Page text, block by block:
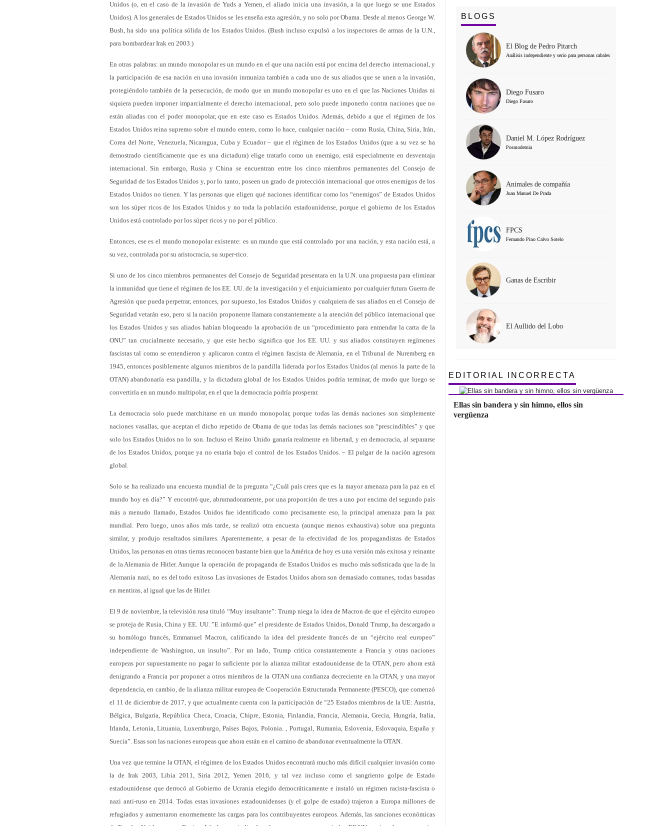
Unidos (o, en el caso de la invasión de Yuds a Yemen, el aliado inicia una invasión, a la que luego se une Estados
Unidos). A los generales de Estados Unidos se les enseña esta agresión, y no solo por Obama. Desde al menos George W.
Bush, ha sido una política sólida de los Estados Unidos. (Bush incluso expulsó a los inspectores de armas de la U.N.,
para bombardear Irak en 2003.)
En otras palabras: un mundo monopolar es un mundo en el que una nación está por encima del derecho internacional, y
la participación de esa nación en una invasión inmuniza también a cada uno de sus aliados que se unen a la invasión,
protegiéndolo también de la persecución, de modo que un mundo monopolar es uno en el que las Naciones Unidas ni
siquiera pueden imponer imparcialmente el derecho internacional, pero solo puede imponerlo contra naciones que no
están aliadas con el poder monopolar, que en este caso es Estados Unidos. Además, debido a que el régimen de los
Estados Unidos reina supremo sobre el mundo entero, como lo hace, cualquier nación – como Rusia, China, Siria, Irán,
Corea del Norte, Venezuela, Nicaragua, Cuba y Ecuador – que el régimen de los Estados Unidos (que a su vez se ha
demostrado científicamente que es una dictadura) elige tratarlo como un enemigo, está especialmente en desventaja
internacional. Sin embargo, Rusia y China se encuentran entre los cinco miembros permanentes del Consejo de
Seguridad de los Estados Unidos y, por lo tanto, poseen un grado de protección internacional que otros enemigos de los
Estados Unidos no tienen. Y las personas que eligen qué naciones identificar como los “enemigos” de Estados Unidos
son los súper ricos de los Estados Unidos y no toda la población estadounidense, porque el gobierno de los Estados
Unidos está controlado por los súper ricos y no por el público.
Entonces, ese es el mundo monopolar existente: es un mundo que está controlado por una nación, y esta nación está, a
su vez, controlada por su aristocracia, su super-rico.
Si uno de los cinco miembros permanentes del Consejo de Seguridad presentara en la U.N. una propuesta para eliminar
la inmunidad que tiene el régimen de los EE. UU. de la investigación y el enjuiciamiento por cualquier futura Guerra de
Agresión que pueda perpetrar, entonces, por supuesto, los Estados Unidos y cualquiera de sus aliados en el Consejo de
Seguridad vetarán eso, pero si la nación proponente llamara constantemente a la atención del público internacional que
los Estados Unidos y sus aliados habían bloqueado la aprobación de un “procedimiento para enmendar la carta de la
ONU” tan crucialmente necesario, y que este hecho significa que los EE. UU. y sus aliados constituyen regímenes
fascistas tal como se entendieron y aplicaron contra el régimen fascista de Alemania, en el Tribunal de Nuremberg en
1945, entonces posiblemente algunos miembros de la pandilla liderada por los Estados Unidos (al menos la parte de la
OTAN) abandonaría esa pandilla, y la dictadura global de los Estados Unidos podría terminar, de modo que luego se
convertiría en un mundo multipolar, en el que la democracia podría prosperar.
La democracia solo puede marchitarse en un mundo monopolar, porque todas las demás naciones son simplemente
naciones vasallas, que aceptan el dicho repetido de Obama de que todas las demás naciones son “prescindibles” y que
solo los Estados Unidos no lo son. Incluso el Reino Unido ganaría realmente en libertad, y en democracia, al separarse
de los Estados Unidos, porque ya no estaría bajo el control de los Estados Unidos. – El pulgar de la nación agresora
global.
Solo se ha realizado una encuesta mundial de la pregunta “¿Cuál país crees que es la mayor amenaza para la paz en el
mundo hoy en día?” Y encontró que, abrumadoramente, por una proporción de tres a uno por encima del segundo país
más a menudo llamado, Estados Unidos fue identificado como precisamente eso, la principal amenaza para la paz
mundial. Pero luego, unos años más tarde, se realizó otra encuesta (aunque menos exhaustiva) sobre una pregunta
similar, y produjo resultados similares. Aparentemente, a pesar de la efectividad de los propagandistas de Estados
Unidos, las personas en otras tierras reconocen bastante bien que la América de hoy es una versión más exitosa y reinante
de la Alemania de Hitler. Aunque la operación de propaganda de Estados Unidos es mucho más sofisticada que la de la
Alemania nazi, no es del todo exitoso Las invasiones de Estados Unidos ahora son demasiado comunes, todas basadas
en mentiras, al igual que las de Hitler.
El 9 de noviembre, la televisión rusa tituló “Muy insultante”: Trump niega la idea de Macron de que el ejército europeo
se proteja de Rusia, China y EE. UU. ”E informó que” el presidente de Estados Unidos, Donald Trump, ha descargado a
su homólogo francés, Emmanuel Macron, calificando la idea del presidente francés de un “ejército real europeo”
independiente de Washington, un insulto”. Por un lado, Trump critica constantemente a Francia y otras naciones
europeas por supuestamente no pagar lo suficiente por la alianza militar estadounidense de la OTAN, pero ahora está
denigrando a Francia por proponer a otros miembros de la OTAN una confianza decreciente en la OTAN, y una mayor
dependencia, en cambio, de la alianza militar europea de Cooperación Estructurada Permanente (PESCO), que comenzó
el 11 de diciembre de 2017, y que actualmente cuenta con la participación de “25 Estados miembros de la UE: Austria,
Bélgica, Bulgaria, República Checa, Croacia, Chipre, Estonia, Finlandia, Francia, Alemania, Grecia, Hungría, Italia,
Irlanda, Letonia, Lituania, Luxemburgo, Países Bajos, Polonia. , Portugal, Rumania, Eslovenia, Eslovaquia, España y
Suecia”. Esas son las naciones europeas que ahora están en el camino de abandonar eventualmente la OTAN.
Una vez que termine la OTAN, el régimen de los Estados Unidos encontrará mucho más difícil cualquier invasión como
la de Irak 2003, Libia 2011, Siria 2012, Yemen 2016, y tal vez incluso como el sangriento golpe de Estado
estadounidense que derrocó al Gobierno de Ucrania elegido democráticamente e instaló un régimen racista-fascista o
nazi anti-ruso en 2014. Todas estas invasiones estadounidenses (y el golpe de estado) trajeron a Europa millones de
refugiados y aumentaron enormemente las cargas para los contribuyentes europeos. Además, las sanciones económicas
BLOGS
El Blog de Pedro Pitarch
Análisis independiente y serio para personas cabales
Diego Fusaro
Diego Fusaro
Daniel M. López Rodríguez
Posmodernia
Animales de compañía
Juan Manuel De Prada
FPCS
Fernando Pino Calvo Sotelo
Ganas de Escribir
El Aullido del Lobo
EDITORIAL INCORRECTA
Ellas sin bandera y sin himno, ellos sin
vergüenza